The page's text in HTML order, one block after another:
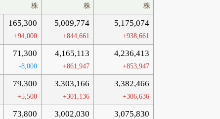
株 株 株
165,300
+94,000
5,009,774
+844,661
5,175,074
+938,661
71,300
-8,000
4,165,113
+861,947
4,236,413
+853,947
79,300
+5,500
3,303,166
+301,136
3,382,466
+306,636
73,800 3,002,030 3,075,830